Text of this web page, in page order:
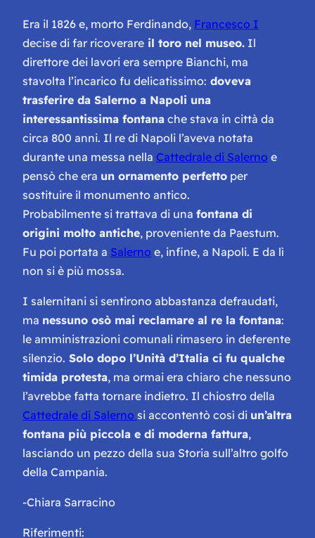
Era il 1826 e, morto Ferdinando, Francesco I
decise di far ricoverare il toro nel museo. Il
direttore dei lavori era sempre Bianchi, ma
stavolta l’incarico fu delicatissimo: doveva
trasferire da Salerno a Napoli una
interessantissima fontana che stava in città da
circa 800 anni. Il re di Napoli l’aveva notata
durante una messa nella Cattedrale di Salerno e
pensò che era un ornamento perfetto per
sostituire il monumento antico.
Probabilmente si trattava di una fontana di
origini molto antiche, proveniente da Paestum.
Fu poi portata a Salerno e, infine, a Napoli. E da lì
non si è più mossa.
I salernitani si sentirono abbastanza defraudati,
ma nessuno osò mai reclamare al re la fontana:
le amministrazioni comunali rimasero in deferente
silenzio. Solo dopo l’Unità d’Italia ci fu qualche
timida protesta, ma ormai era chiaro che nessuno
l’avrebbe fatta tornare indietro. Il chiostro della
Cattedrale di Salerno si accontentò così di un’altra
fontana più piccola e di moderna fattura,
lasciando un pezzo della sua Storia sull’altro golfo
della Campania.
-Chiara Sarracino
Riferimenti: